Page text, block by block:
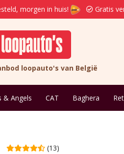
morgen in huis! Gratis
loopauto's van België
& Angels CAT Baghera
(13)